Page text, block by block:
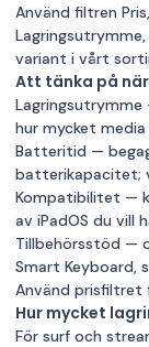
Använd filtren
variant i vårt
Att tänka på
Lagringsutrymme
hur mycket
Batteritid —
batterikapacitet;
Kompatibilitet —
av iPadOS du vill
Tillbehörsstöd —
Smart Keyboard,
Använd
Hur mycket
För surf och